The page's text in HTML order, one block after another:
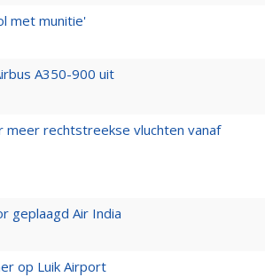
met munitie'
A350-900 uit
meer rechtstreekse vluchten vanaf
geplaagd Air India
op Luik Airport